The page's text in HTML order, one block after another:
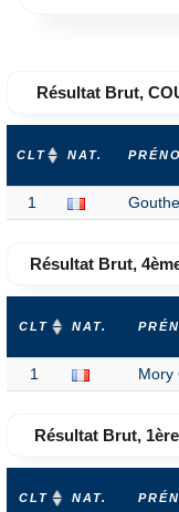
Résultat Brut,
CLT NAT.
1
Résultat Brut,
CLT NAT.
1 Mory
Résultat Brut,
CLT NAT.